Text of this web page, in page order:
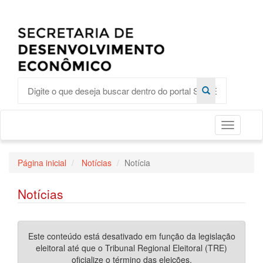
Toggle
Página inicial Notícias Notícia
Notícias
Este conteúdo está desativado em função da legislação
eleitoral até que o Tribunal Regional Eleitoral (TRE)
oficialize o término das eleições.